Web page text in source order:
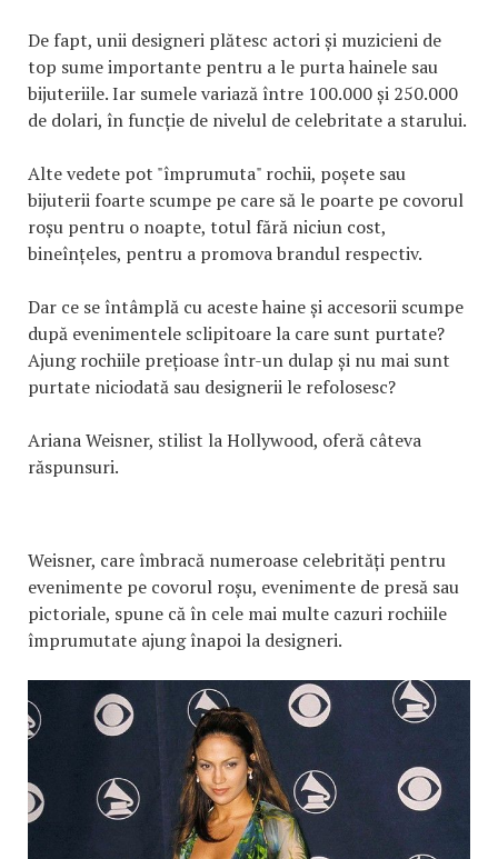
De fapt, unii designeri plătesc actori și muzicieni de
top sume importante pentru a le purta hainele sau
bijuteriile. Iar sumele variază între 100.000 și 250.000
de dolari, în funcție de nivelul de celebritate a starului.
Alte vedete pot "împrumuta" rochii, poșete sau
bijuterii foarte scumpe pe care să le poarte pe covorul
roșu pentru o noapte, totul fără niciun cost,
bineînțeles, pentru a promova brandul respectiv.
Dar ce se întâmplă cu aceste haine și accesorii scumpe
după evenimentele sclipitoare la care sunt purtate?
Ajung rochiile prețioase într-un dulap și nu mai sunt
purtate niciodată sau designerii le refolosesc?
Ariana Weisner, stilist la Hollywood, oferă câteva
răspunsuri.
Weisner, care îmbracă numeroase celebrități pentru
evenimente pe covorul roșu, evenimente de presă sau
pictoriale, spune că în cele mai multe cazuri rochiile
împrumutate ajung înapoi la designeri.